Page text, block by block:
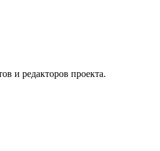
и редакторов проекта.